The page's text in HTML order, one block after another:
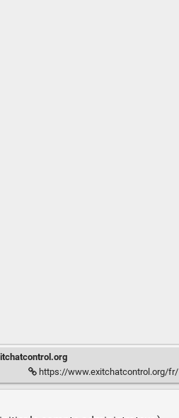
https://www.exitchatcontrol.org/fr/